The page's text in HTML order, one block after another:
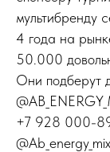
мультибренду
4 года на
50.000
Они подберут
+7 928 000-